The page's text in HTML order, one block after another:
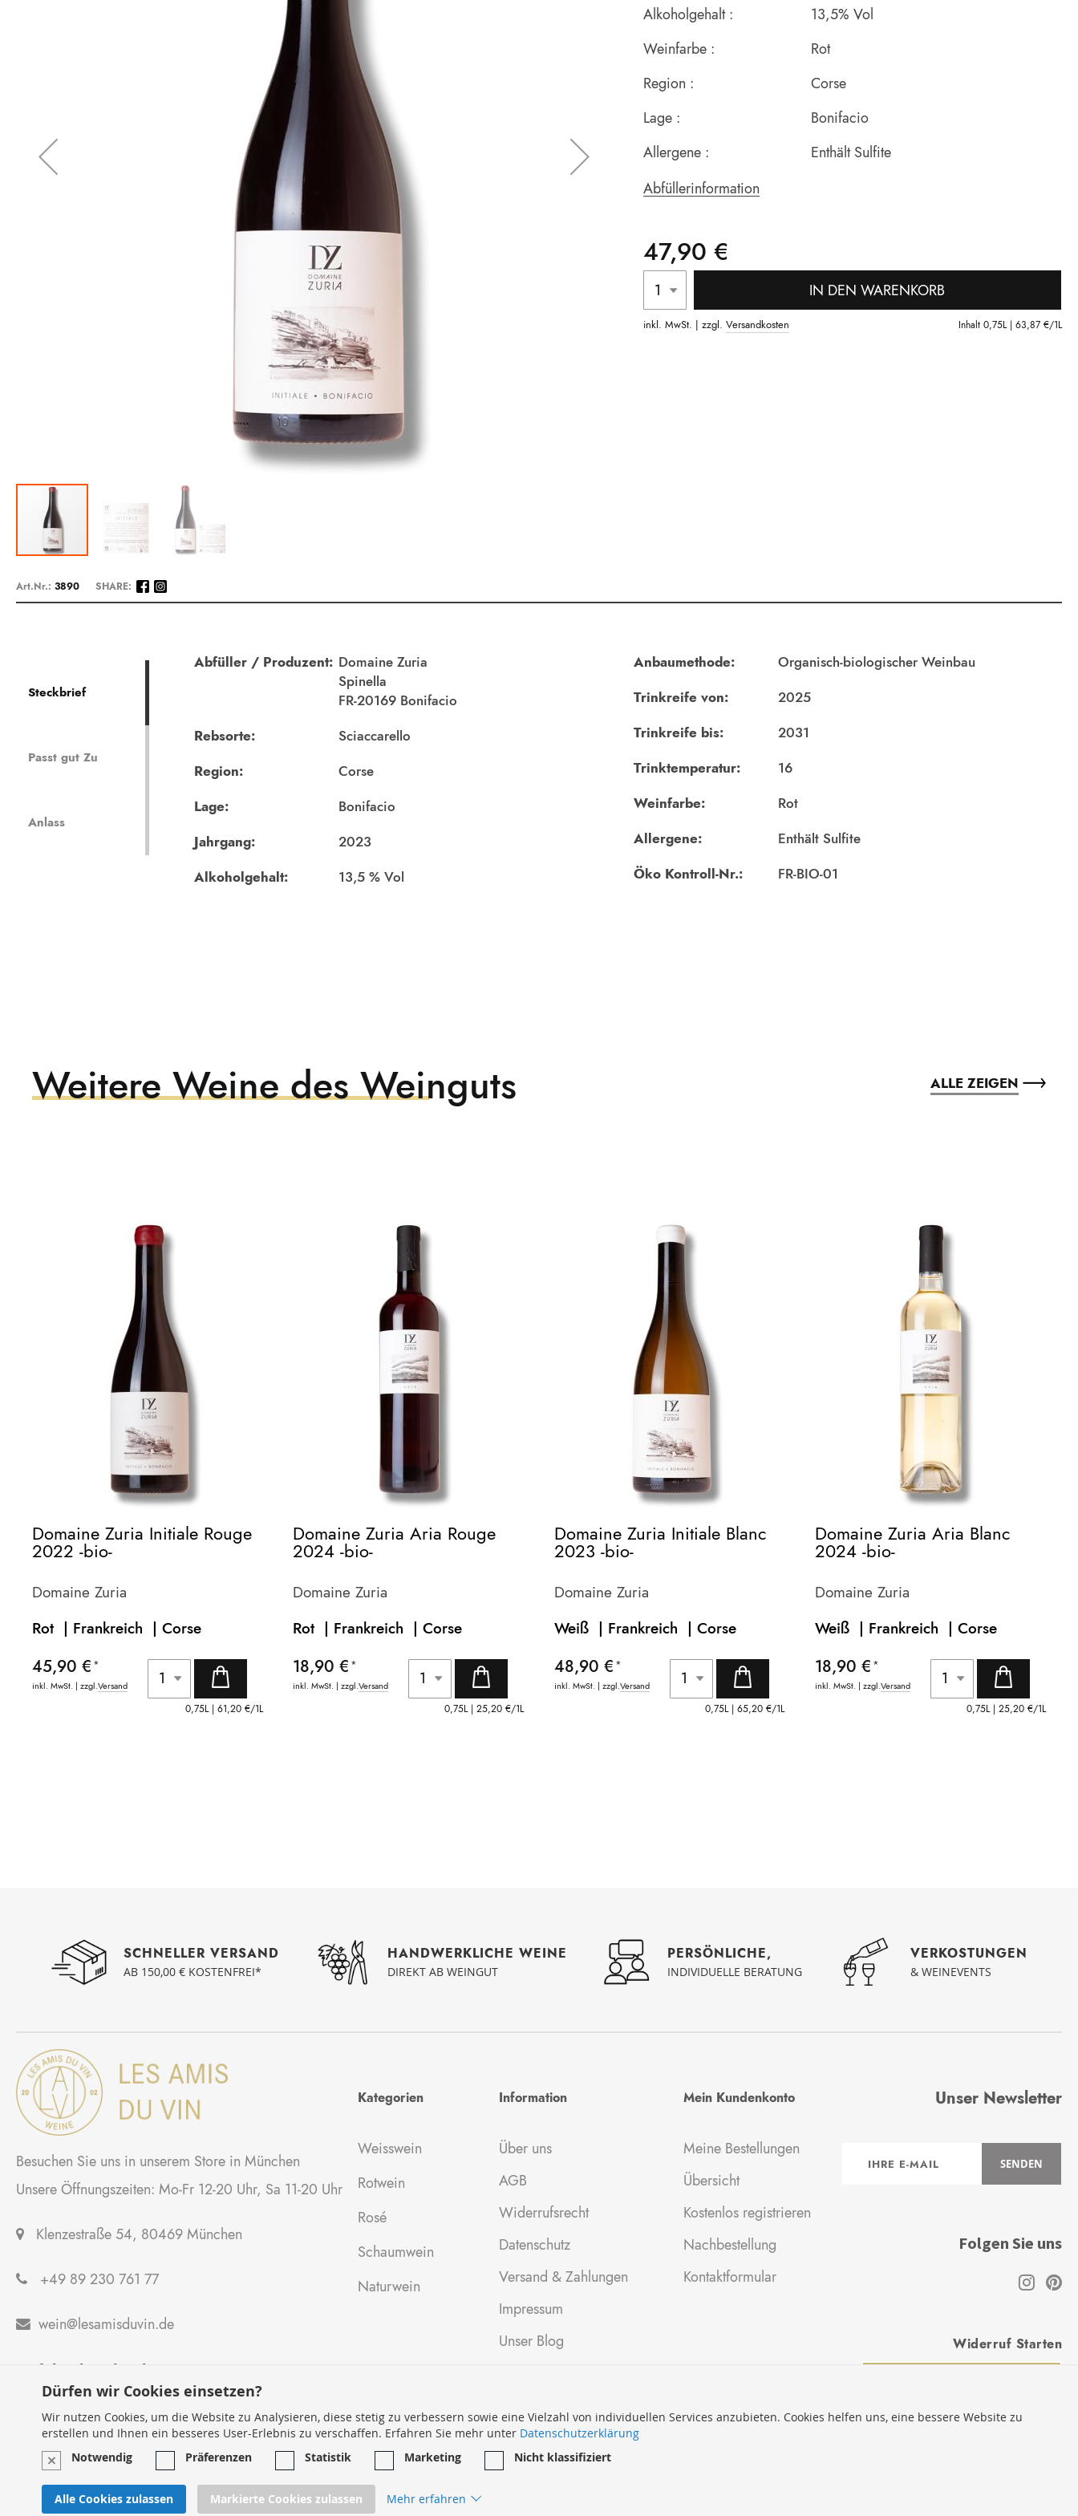
Alkoholgehalt :
13,5% Vol
Weinfarbe :
Rot
Region :
Corse
Lage :
Bonifacio
Allergene :
Enthält Sulfite
Abfüllerinformation
47,90 €
IN DEN WARENKORB
inkl. MwSt. | zzgl.Versandkosten Inhalt 0,75L | 63,87 €/1L
Anfang
Art.Nr.: 3890 SHARE:
Steckbrief
Passt gut Zu
Anlass
Beschreibung
Abfüller / Produzent: Domaine Zuria
Spinella
FR-20169 Bonifacio
Rebsorte:
Sciaccarello
Region:
Corse
Lage:
Bonifacio
Jahrgang:
2023
Alkoholgehalt:
13,5
Anbaumethode:
Organisch-biologischer Weinbau
Trinkreife von:
2025
Trinkreife bis:
2031
Trinktemperatur:
16
Weinfarbe:
Rot
Allergene:
Enthält Sulfite
Öko Kontroll-Nr.:
FR-BIO-01
Weitere Weine des Weinguts ALLE ZEIGEN
Domaine Zuria Initiale Rouge
2022 -bio-
Domaine Zuria
Rot | Frankreich | Corse
45,90 €
inkl. MwSt. | zzgl.Versand
0,75L | 61,20 €/1L
Domaine Zuria Aria Rouge
2024 -bio-
Domaine Zuria
Rot | Frankreich |Corse
18,90 €
inkl. MwSt. | zzgl.Versand
0,75L | 25,20 €/1L
Domaine Zuria Initiale Blanc
2023 -bio-
Domaine Zuria
Weiß | Frankreich | Corse
48,90 €
inkl. MwSt. | zzgl.Versand
0,75L |65,20 €/1L
Domaine Zuria Aria Blanc
2024 -bio-
Domaine Zuria
Weiß | Frankreich |Corse
18,90 €
inkl. MwSt. | zzgl.Versand
0,75L | 25,20 €/1L
SCHNELLER VERSAND
AB 150,00 € KOSTENFREI*
HANDWERKLICHE WEINE
DIREKT AB WEINGUT
PERSÖNLICHE,
INDIVIDUELLE BERATUNG
VERKOSTUNGEN
& WEINEVENTS
Besuchen Sie uns in unserem Store in München
Unsere Öffnungszeiten: Mo-Fr 12-20 Uhr, Sa 11-20 Uhr
Klenzestraße 54, 80469 München
+49 89 230 761 77
 wein@lesamisduvin.de
Anfahrtsbeschreibung
Kategorien
Weisswein
Rotwein
Rosé
Schaumwein
Naturwein
Information
Über uns
AGB
Widerrufsrecht
Datenschutz
Versand & Zahlungen
Impressum
Unser Blog
Mein Kundenkonto
Meine Bestellungen
Übersicht
Kostenlos registrieren
Nachbestellung
Kontaktformular
Unser Newsletter
SENDEN
Folgen Sie uns
Widerruf Starten
Dürfen wir Cookies einsetzen?
Wir nutzen Cookies, um die Website zu Analysieren, diese stetig zu verbessern sowie eine Vielzahl von individuellen Services anzubieten. Cookies helfen uns, eine bessere Website zu
erstellen und Ihnen ein besseres User-Erlebnis zu verschaffen. Erfahren Sie mehr unter Datenschutzerklärung
Notwendig
Präferenzen Statistik Marketing Nicht klassifiziert
Alle Cookies zulassen Markierte Cookies zulassen Mehr erfahren